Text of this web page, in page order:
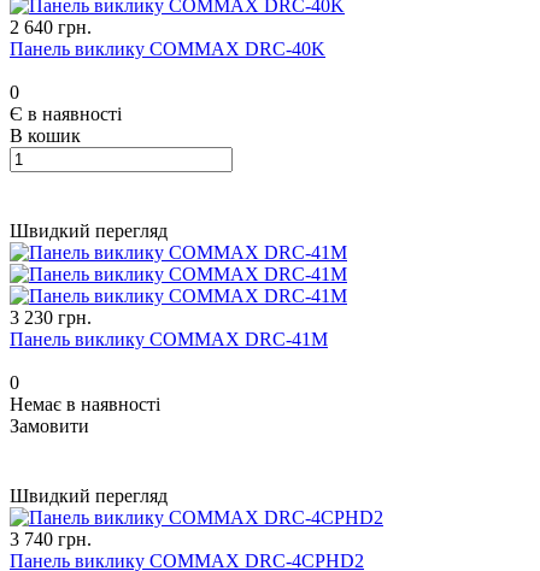
2 640 грн.
Панель виклику COMMAX DRC-40K
0
Є в наявності
В кошик
Швидкий перегляд
3 230 грн.
Панель виклику COMMAX DRC-41M
0
Немає в наявності
Замовити
Швидкий перегляд
3 740 грн.
Панель виклику COMMAX DRC-4CPHD2